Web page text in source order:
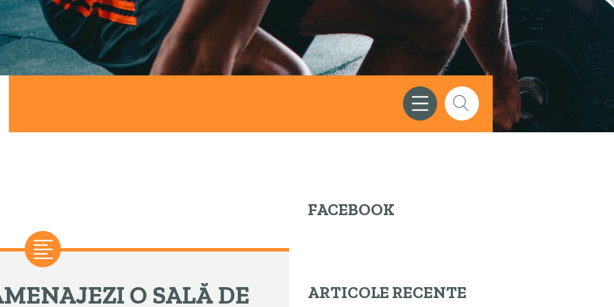
O SALĂ DE
FACEBOOK
ARTICOLE RECENTE